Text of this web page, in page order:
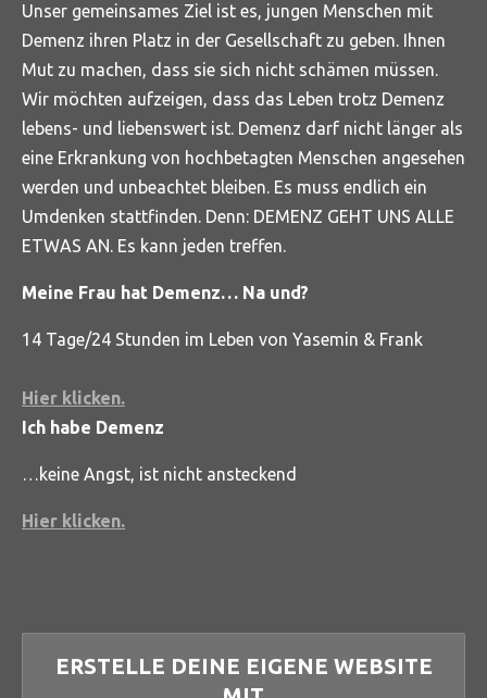
Unser gemeinsames Ziel ist es, jungen Menschen mit
Demenz ihren Platz in der Gesellschaft zu geben. Ihnen
Mut zu machen, dass sie sich nicht schämen müssen.
Wir möchten aufzeigen, dass das Leben trotz Demenz
lebens- und liebenswert ist. Demenz darf nicht länger als
eine Erkrankung von hochbetagten Menschen angesehen
werden und unbeachtet bleiben. Es muss endlich ein
Umdenken stattfinden. Denn: DEMENZ GEHT UNS ALLE
ETWAS AN. Es kann jeden treffen.
Meine Frau hat Demenz… Na und?
14 Tage/24 Stunden im Leben von Yasemin & Frank
Hier klicken.
Ich habe Demenz
…keine Angst, ist nicht ansteckend
Hier klicken.
ERSTELLE DEINE EIGENE WEBSITE